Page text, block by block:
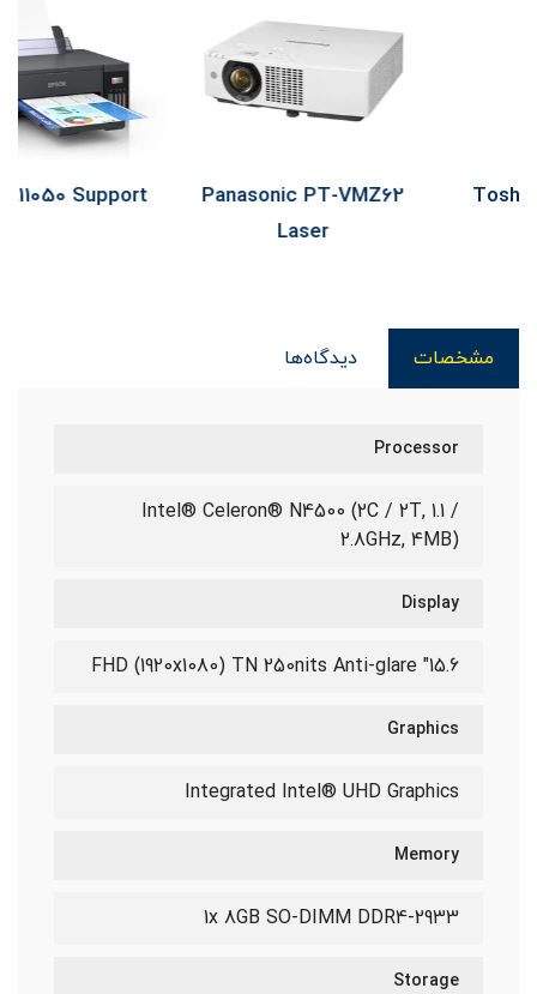
Panasonic PT-VMZ62
Epson L11050 Support
مشخصات دیدگاه‌ها
Processor
Intel® Celeron® N4500 (2C / 2T, 1.1 /
2.8GHz, 4MB)
Display
15.6" FHD (1920x1080) TN 250nits Anti-glare
Graphics
Integrated Intel® UHD Graphics
Memory
1x 8GB SO-DIMM DDR4-2933
Storage